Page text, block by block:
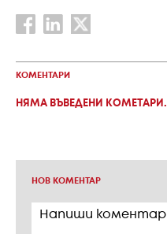
КОМЕНТАРИ
НЯМА ВЪВЕДЕНИ КОМЕТАРИ.
НОВ КОМЕНТАР